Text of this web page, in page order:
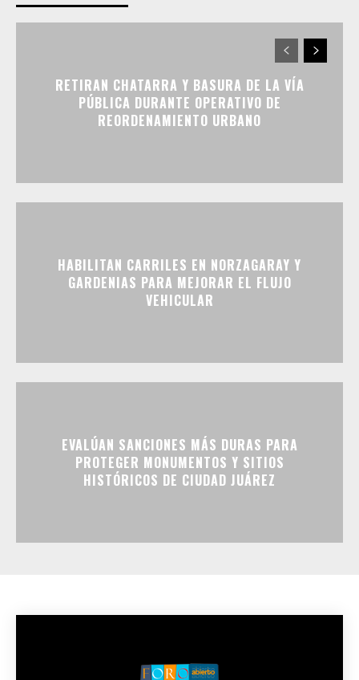
RETIRAN CHATARRA Y BASURA DE LA VÍA
PÚBLICA DURANTE OPERATIVO DE
REORDENAMIENTO URBANO
HABILITAN CARRILES EN NORZAGARAY Y
GARDENIAS PARA MEJORAR EL FLUJO
VEHICULAR
EVALÚAN SANCIONES MÁS DURAS PARA
PROTEGER MONUMENTOS Y SITIOS
HISTÓRICOS DE CIUDAD JUÁREZ